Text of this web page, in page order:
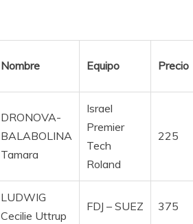
Nombre Equipo Precio
DRONOVA-
BALABOLINA
Tamara
Israel
Premier
Tech
Roland
225
LUDWIG
Cecilie Uttrup
FDJ – SUEZ 375